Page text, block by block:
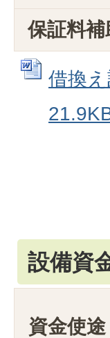
保証料補
借換
設備資
資金使途